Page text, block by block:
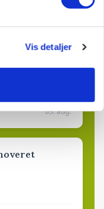
Vis detaljer
03. aug.
03. aug.